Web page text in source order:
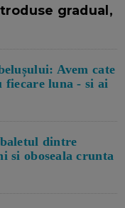
gradual,
Avem cate
luna - si ai
dintre
si oboseala crunta